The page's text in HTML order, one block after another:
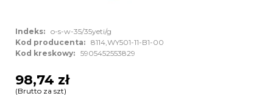
Indeks: o-s-w-35/35yeti/g
Kod producenta: 8114,WY501-11-B1-00
Kod kreskowy: 5905452553829
98,74 zł
(Brutto za szt)